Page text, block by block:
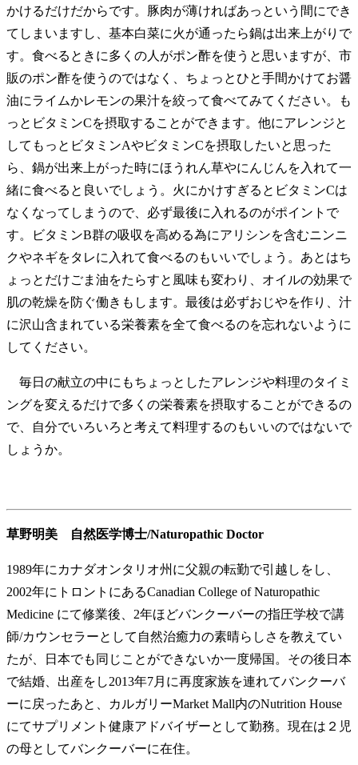
かけるだけだからです。豚肉が薄ければあっという間にでき
てしまいますし、基本白菜に火が通ったら鍋は出来上がりで
す。食べるときに多くの人がポン酢を使うと思いますが、市
販のポン酢を使うのではなく、ちょっとひと手間かけてお醤
油にライムかレモンの果汁を絞って食べてみてください。も
っとビタミンCを摂取することができます。他にアレンジと
してもっとビタミンAやビタミンCを摂取したいと思った
ら、鍋が出来上がった時にほうれん草やにんじんを入れて一
緒に食べると良いでしょう。火にかけすぎるとビタミンCは
なくなってしまうので、必ず最後に入れるのがポイントで
す。ビタミンB群の吸収を高める為にアリシンを含むニンニ
クやネギをタレに入れて食べるのもいいでしょう。あとはち
ょっとだけごま油をたらすと風味も変わり、オイルの効果で
肌の乾燥を防ぐ働きもします。最後は必ずおじやを作り、汁
に沢山含まれている栄養素を全て食べるのを忘れないように
してください。
毎日の献立の中にもちょっとしたアレンジや料理のタイミ
ングを変えるだけで多くの栄養素を摂取することができるの
で、自分でいろいろと考えて料理するのもいいのではないで
しょうか。
草野明美 自然医学博士/Naturopathic Doctor
1989年にカナダオンタリオ州に父親の転勤で引越しをし、
2002年にトロントにあるCanadian College of Naturopathic
Medicine にて修業後、2年ほどバンクーバーの指圧学校で講
師/カウンセラーとして自然治癒力の素晴らしさを教えてい
たが、日本でも同じことができないか一度帰国。その後日本
で結婚、出産をし2013年7月に再度家族を連れてバンクーバ
ーに戻ったあと、カルガリーMarket Mall内のNutrition House
にてサプリメント健康アドバイザーとして勤務。現在は２児
の母としてバンクーバーに在住。